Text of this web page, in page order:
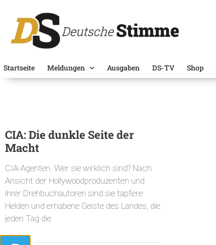
Startseite Meldungen Ausgaben DS-TV Shop
CIA: Die dunkle Seite der
Macht
CIA-Agenten. Wer sie wirklich sind? Nach
Ansicht der Hollywoodproduzenten und
ihrer Drehbuchautoren sind sie tapfere
Helden und erhabene Geiste des Landes, die
jeden Tag die